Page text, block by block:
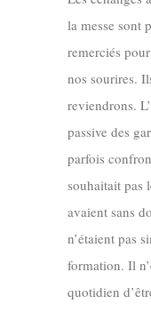
la messe sont
remerciés
nos sourires.
reviendrons.
passive des
parfois
souhaitait pas
avaient sans
n’étaient pas
formation. Il
quotidien